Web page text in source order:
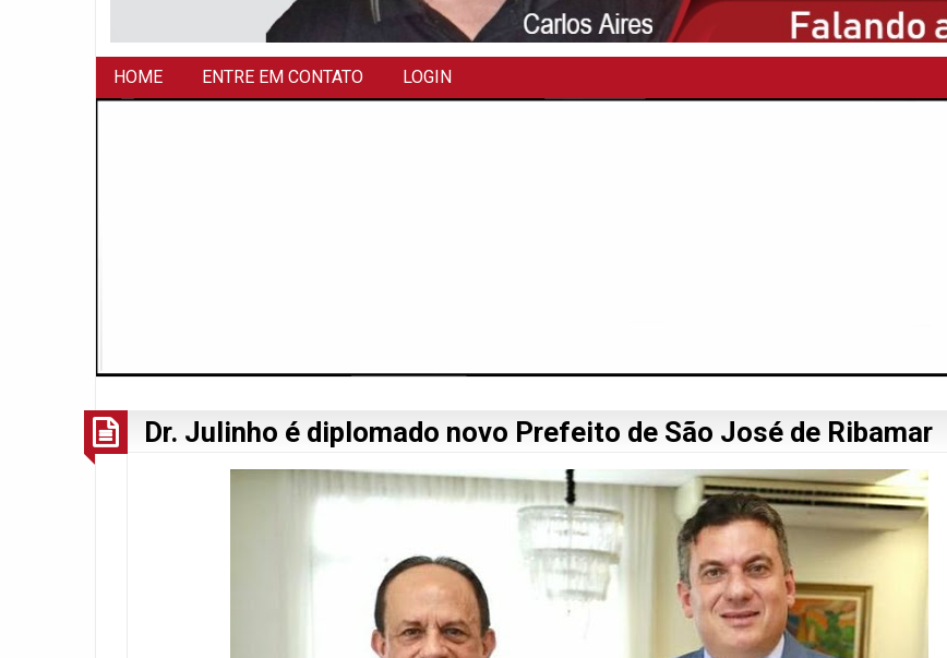
HOME ENTRE EM CONTATO LOGIN
Dr. Julinho é diplomado novo Prefeito de São José de Ribamar